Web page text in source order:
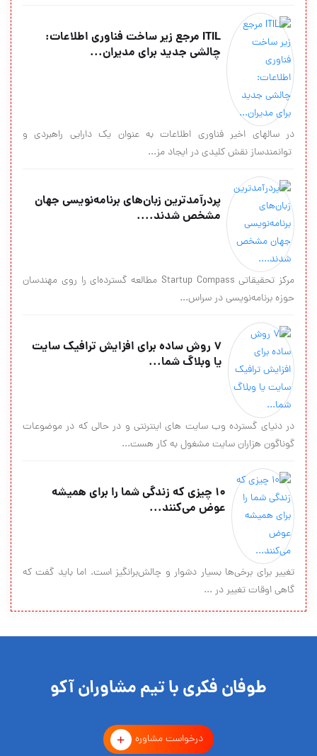
ITIL مرجع زیر ساخت فناوری اطلاعات:
چالشی جدید برای مدیران...
در سالهای اخیر فناوری اطلاعات به عنوان یک دارایی راهبردی و
توانمندساز نقش کلیدی در ایجاد مز...
پردرآمدترین زبان‌های برنامه‌نویسی جهان
مشخص شدند....
مرکز تحقیقاتی Startup Compass مطالعه گسترده‌ای را روی مهندسان
حوزه برنامه‌نویسی در سراس...
7 روش ساده براي افزايش ترافيک سايت
يا وبلاگ شما...
در دنياي گسترده وب سايت هاي اينترنتي و در حالي که در موضوعات
گوناگون هزاران سايت مشغول به کار هست...
10 چیزی که زندگی شما را برای همیشه
عوض می‌کنند...
تغییر برای برخی‌ها بسیار دشوار و چالش‌برانگیز است. اما باید گفت که
گاهی اوقات تغییر در ...
طوفان فکری با تیم مشاوران آکو
درخواست مشاوره